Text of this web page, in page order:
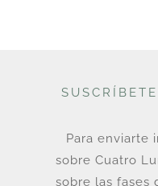
Para enviarte
sobre Cuatro
sobre las fases